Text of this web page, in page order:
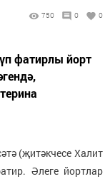
750 0 0
фатирлы йорт
(җитәкчесе Халит
Әлеге йортлар